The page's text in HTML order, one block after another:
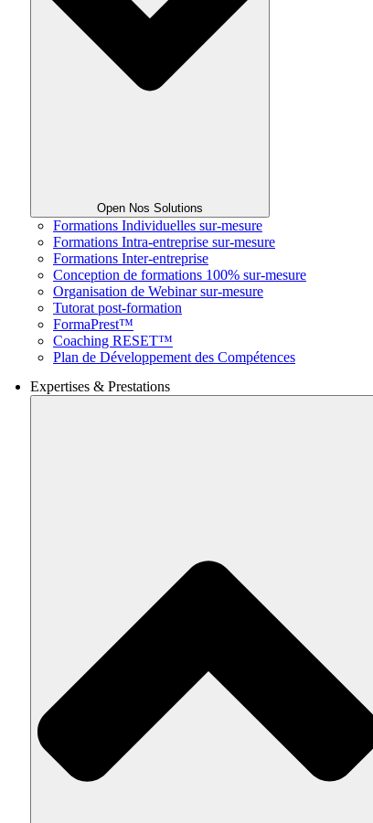
Open Nos Solutions
Formations Individuelles sur-mesure
Formations Intra-entreprise sur-mesure
Formations Inter-entreprise
Conception de formations 100% sur-mesure
Organisation de Webinar sur-mesure
Tutorat post-formation
FormaPrest™
Coaching RESET™
Plan de Développement des Compétences
Expertises & Prestations